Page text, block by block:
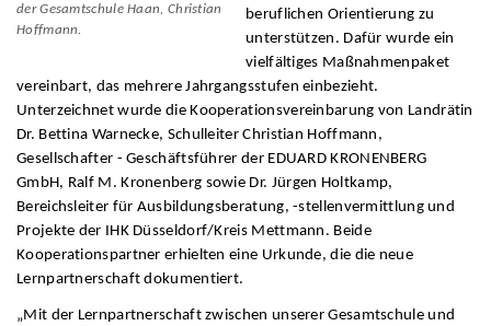
der Gesamtschule Haan, Christian
Hoffmann.
beruflichen Orientierung zu
unterstützen. Dafür wurde ein
vielfältiges Maßnahmenpaket
vereinbart, das mehrere Jahrgangsstufen einbezieht.
Unterzeichnet wurde die Kooperationsvereinbarung von Landrätin
Dr. Bettina Warnecke, Schulleiter Christian Hoffmann,
Gesellschafter - Geschäftsführer der EDUARD KRONENBERG
GmbH, Ralf M. Kronenberg sowie Dr. Jürgen Holtkamp,
Bereichsleiter für Ausbildungsberatung, -stellenvermittlung und
Projekte der IHK Düsseldorf/Kreis Mettmann. Beide
Kooperationspartner erhielten eine Urkunde, die die neue
Lernpartnerschaft dokumentiert.
„Mit der Lernpartnerschaft zwischen unserer Gesamtschule und